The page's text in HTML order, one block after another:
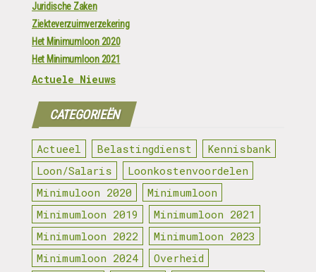
Juridische Zaken
Ziekteverzuimverzekering
Het Minimumloon 2020
Het Minimumloon 2021
Actuele Nieuws
CATEGORIEËN
Actueel Belastingdienst
Kennisbank
Loon/Salaris
Loonkostenvoordelen
Minimuloon 2020
Minimumloon
Minimumloon 2019
Minimumloon 2021
Minimumloon 2022
Minimumloon 2023
Minimumloon 2024
Overheid